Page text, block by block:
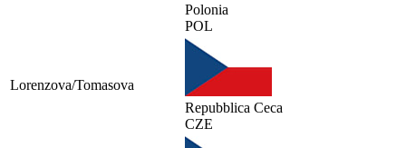
Polonia
POL
Lorenzova/Tomasova
Repubblica Ceca
CZE